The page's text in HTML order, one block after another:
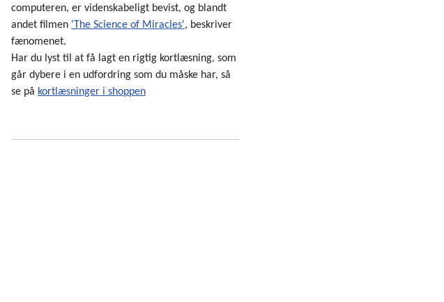
computeren, er videnskabeligt bevist, og blandt
andet filmen 'The Science of Miracles', beskriver
fænomenet.
Har du lyst til at få lagt en rigtig kortlæsning, som
går dybere i en udfordring som du måske har, så
se på kortlæsninger i shoppen